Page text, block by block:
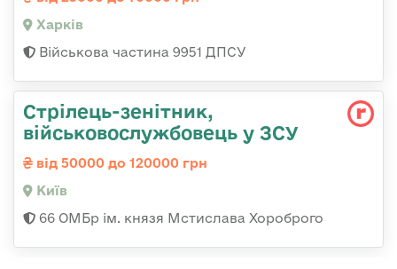
Харків
Військова частина 9951 ДПСУ
Стрілець-зенітник,
військовослужбовець у ЗСУ
від 50000 до 120000 грн
Київ
66 ОМБр ім. князя Мстислава Хороброго